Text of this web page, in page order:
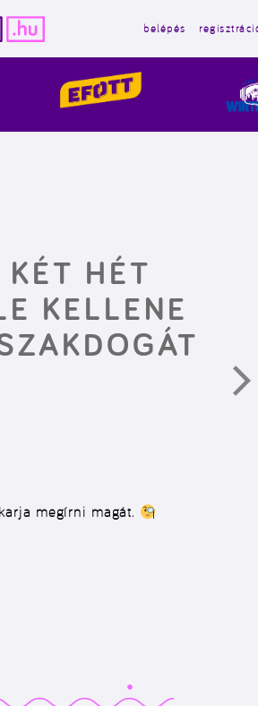
belépés
HÉT
KELLENE
megírni magát.